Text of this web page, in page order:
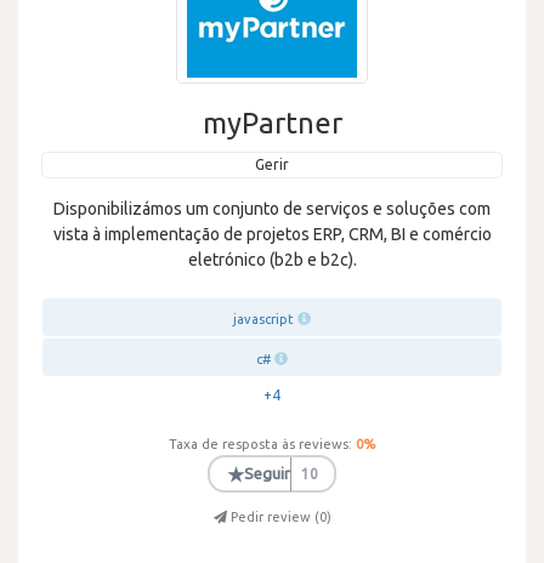
myPartner
Gerir
Disponibilizámos um conjunto de serviços e soluções com
vista à implementação de projetos ERP, CRM, BI e comércio
eletrónico (b2b e b2c).
javascript
c#
+4
Taxa de resposta às reviews: 0%
★Seguir 10
Pedir review (0)